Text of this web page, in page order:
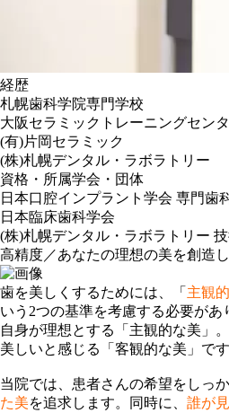
経歴
札幌歯科学院専門学校
大阪セラミックトレーニングセン
(有)片岡セラミック
(株)札幌デンタル・ラボラトリー
資格・所属学会・団体
日本口腔インプラント学会 専門歯
日本臨床歯科学会
(株)札幌デンタル・ラボラトリー
高精度／あなたの理想の美を創造し
歯を美しくするためには、「 主観
いう2つの基準を考慮する必要が
自身が理想とする「主観的な美」
美しいと感じる「客観的な美」です
当院では、患者さんの希望をしっ
た美を追求します。同時に、 誰が